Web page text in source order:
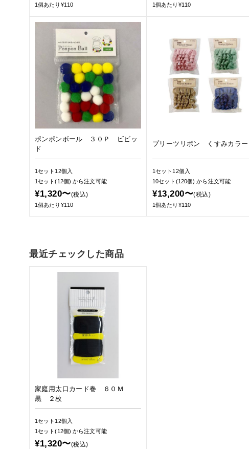
1個あたり¥110 1個あたり¥110
ポンポンボール ３０Ｐ ビビッ
ド
1セット12個入
1セット(12個)から注文可能
¥1,320〜(税込)
1個あたり¥110
プリーツリボン くすみカラー
1セット12個入
10セット(120個)から注文可能
¥13,200〜(税込)
1個あたり¥110
最近チェックした商品
家庭用太口カード巻 ６０Ｍ
黒 ２枚
1セット12個入
1セット(12個)から注文可能
¥1,320〜(税込)